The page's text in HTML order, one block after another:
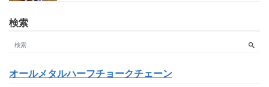
検索
オールメタルハーフチョークチェーン